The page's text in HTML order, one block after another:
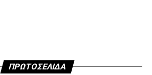
ΠΡΩΤΟΣΕΛΙΔΑ